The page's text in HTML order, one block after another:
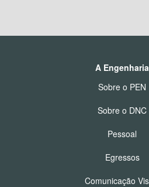
A Engenharia
Sobre o PEN
Sobre o DNC
Pessoal
Egressos
Comunicação